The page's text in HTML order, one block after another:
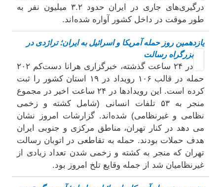
درگیری‌های جاری در ایران حدود ۳.۲ میلیون نفر به
طور موقت در داخل کشور آواره شده‌اند.
یازدهمین روز حمله آمریکا و اسرائیل به ایران؛ تراژدی در
بزرگراه رسالت
در ۲۴ ساعت گذشته، خبرگزاری هرانا دست‌کم ۲۰۲
حمله در قالب ۱۰۶ رویداد در ۱۹ استان کشور را ثبت
کرده است. این رویدادها در ۲۴ ساعت اخیر در مجموع
منجر به ۵۳ تلفات انسانی (شامل کشته و زخمی
نظامی و غیرنظامی) شده‌اند. گزارشات امروز نشان
می دهد در کنار تهران، مناطق مرکزی و جنوبی ایران
هدف حملات بودند. حمله به تقاطعی در اتوبان رسالت
تهران که منجر به کشته و زخمی شدن تعداد زیادی از
غیرنظامیان شد از جمله وقایع تلخ امروز بود.